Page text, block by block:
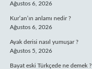
Ağustos 6, 2026
Kur’an’ın anlamı nedir ?
Ağustos 6, 2026
Ayak derisi nasıl yumuşar ?
Ağustos 5, 2026
Bayat eski Türkçede ne demek ?